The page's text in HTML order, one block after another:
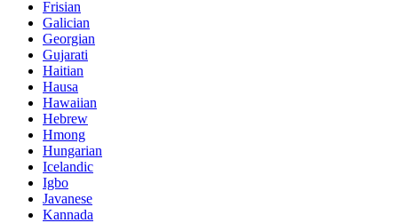
Frisian
Galician
Georgian
Gujarati
Haitian
Hausa
Hawaiian
Hebrew
Hmong
Hungarian
Icelandic
Igbo
Javanese
Kannada